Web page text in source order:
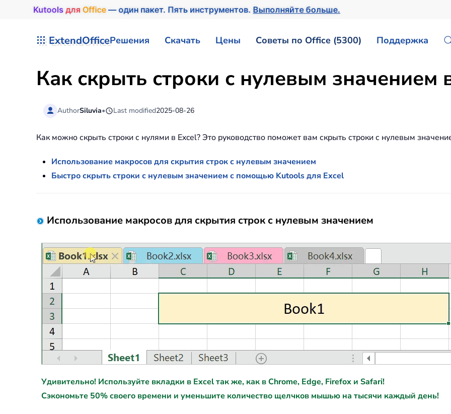
Kutools для Office— один пакет. Пять инструментов.Выполняйте больше.
ExtendOfficeРешения Скачать Цены Советы по Office (5300) Поддержка
Как скрыть строки с нулевым значением
AuthorSiluvia• Last modified2025-08-26
Как можно скрыть строки с нулями в Excel? Это руководство поможет вам скрыть строки с нулевым
Использование макросов для скрытия строк с нулевым значением
Быстро скрыть строки с нулевым значением с помощью Kutools для Excel
Использование макросов для скрытия строк с нулевым значением
Удивительно! Используйте вкладки в Excel так же, как в Chrome, Edge, Firefox и Safari!
Сэкономьте 50% своего времени и уменьшите количество щелчков мышью на тысячи каждый день!